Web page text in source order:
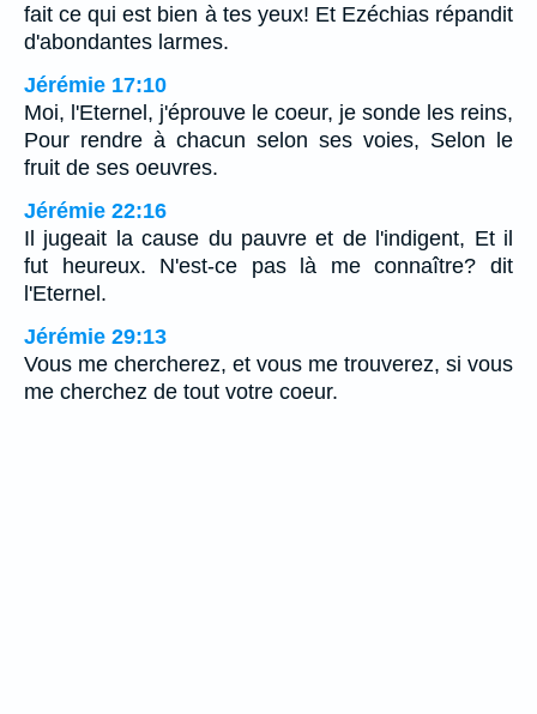
fait ce qui est bien à tes yeux! Et Ezéchias répandit
d'abondantes larmes.
Jérémie 17:10
Moi, l'Eternel, j'éprouve le coeur, je sonde les reins,
Pour rendre à chacun selon ses voies, Selon le
fruit de ses oeuvres.
Jérémie 22:16
Il jugeait la cause du pauvre et de l'indigent, Et il
fut heureux. N'est-ce pas là me connaître? dit
l'Eternel.
Jérémie 29:13
Vous me chercherez, et vous me trouverez, si vous
me cherchez de tout votre coeur.